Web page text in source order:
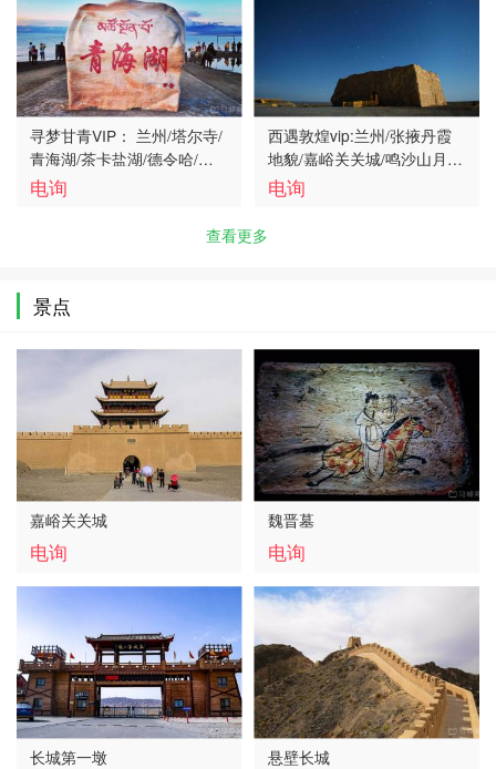
寻梦甘青VIP： 兰州/塔尔寺/
青海湖/茶卡盐湖/德令哈/翡
翠湖/莫高窟/鸣沙山月牙泉/
嘉峪关/张掖8日游
电询
西遇敦煌vip:兰州/张掖丹霞
地貌/嘉峪关关城/鸣沙山月牙
泉/莫高窟/玉门关/雅丹魔鬼
城六天五晚
电询
查看更多
景点
嘉峪关关城
电询
魏晋墓
电询
长城第一墩 悬壁长城